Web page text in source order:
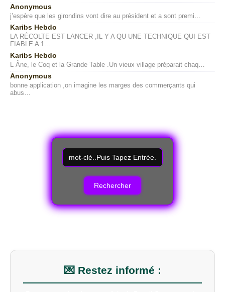
Anonymous
j’espère que les girondins vont dire au président et a sont premi…
Karibs Hebdo
LA RÉCOLTE EST LANCER ,IL Y A QU UNE TECHNIQUE QUI EST
FIABLE A 1…
Karibs Hebdo
L Âne, le Coq et la Grande Table .Un vieux village préparait chaq…
Anonymous
bonne application ,on imagine les marges des commerçants qui
abus…
R
e
c
m
o
t
💌 Restez informé :